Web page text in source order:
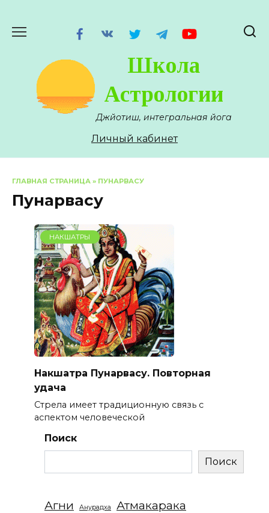
содержанию
Школа
Астрологии
Джйотиш, интегральная йога
Личный кабинет
ГЛАВНАЯ СТРАНИЦА » ПУНАРВАСУ
Пунарвасу
НАКШАТРЫ
Накшатра Пунарвасу. Повторная
удача
Стрела имеет традиционную связь с
аспектом человеческой
Поиск
Поиск
Агни Анурадха Атмакарака